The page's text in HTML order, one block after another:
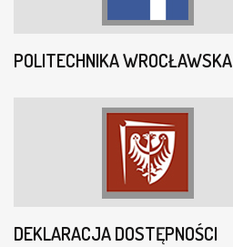
POLITECHNIKA WROCŁAWSKA
DEKLARACJA DOSTĘPNOŚCI